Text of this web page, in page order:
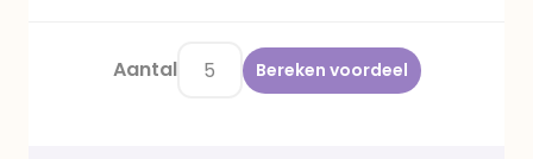
Aantal Bereken voordeel